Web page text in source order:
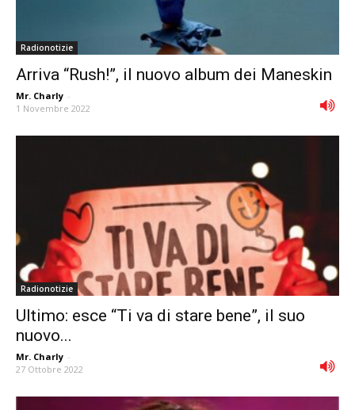
Radionotizie
Arriva “Rush!”, il nuovo album dei Maneskin
Mr. Charly -
1 Novembre 2022
Radionotizie
Ultimo: esce “Ti va di stare bene”, il suo
nuovo...
Mr. Charly -
27 Ottobre 2022